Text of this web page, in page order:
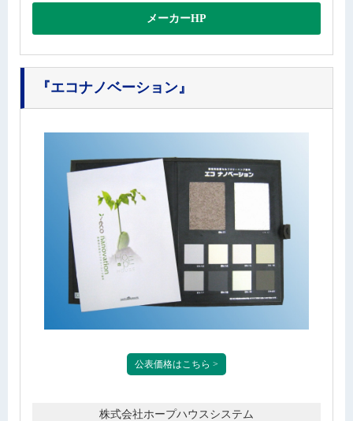
メーカーHP
『エコナノベーション』
公表価格はこちら >
株式会社ホープハウスシステム